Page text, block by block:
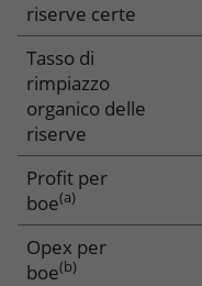
Production
riserve certe
Tasso di
rimpiazzo
organico delle
riserve
Profit per
boe(a)
Opex per
boe(b)